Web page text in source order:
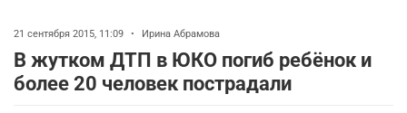
21 сентября 2015, 11:09 • Ирина Абрамова
В жутком ДТП в ЮКО погиб ребёнок и
более 20 человек пострадали